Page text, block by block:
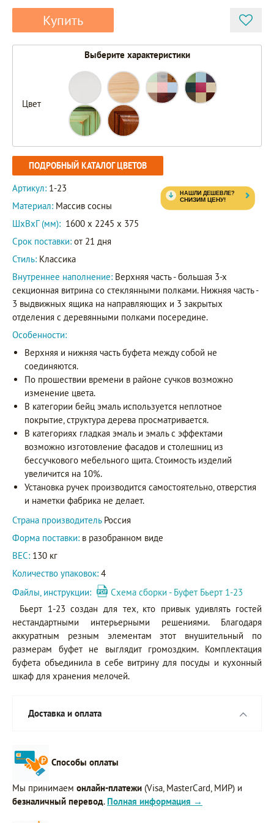
Купить
Выберите характеристики
Цвет
ПОДРОБНЫЙ КАТАЛОГ ЦВЕТОВ
Артикул: 1-23
Материал: Массив сосны
ШxВxГ (мм): 1600 x 2245 x 375
Срок поставки: от 21 дня
Стиль: Классика
Внутреннее наполнение: Верхняя часть - большая 3-х
секционная витрина со стеклянными полками. Нижняя часть -
3 выдвижных ящика на направляющих и 3 закрытых
отделения с деревянными полками посередине.
Особенности:
Верхняя и нижняя часть буфета между собой не
соединяются.
По прошествии времени в районе сучков возможно
изменение цвета.
В категории бейц эмаль используется неплотное
покрытие, структура дерева просматривается.
В категориях гладкая эмаль и эмаль с эффектами
возможно изготовление фасадов и столешниц из
бессучкового мебельного щита. Стоимость изделий
увеличится на 10%.
Установка ручек производится самостоятельно, отверстия
и наметки фабрика не делает.
Страна производитель Россия
Форма поставки: в разобранном виде
ВЕС: 130 кг
Количество упаковок: 4
Файлы, инструкции:
Схема сборки - Буфет Бьерт 1-23
Бьерт 1-23 создан для тех, кто привык удивлять гостей
нестандартными интерьерными решениями. Благодаря
аккуратным резным элементам этот внушительный по
размерам буфет не выглядит громоздким. Комплектация
буфета объединила в себе витрину для посуды и кухонный
шкаф для хранения мелочей.
Доставка и оплата
Способы оплаты
Мы принимаем онлайн-платежи (Visa, MasterCard, МИР) и
безналичный перевод. Полная информация →